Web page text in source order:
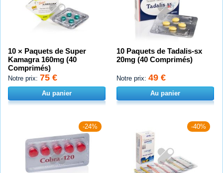
10 × Paquets de Super
Kamagra 160mg (40
Comprimés)
Notre prix: 75 €
Au panier
10 Paquets de Tadalis-sx
20mg (40 Comprimés)
Notre prix: 49 €
Au panier
-24% -40%